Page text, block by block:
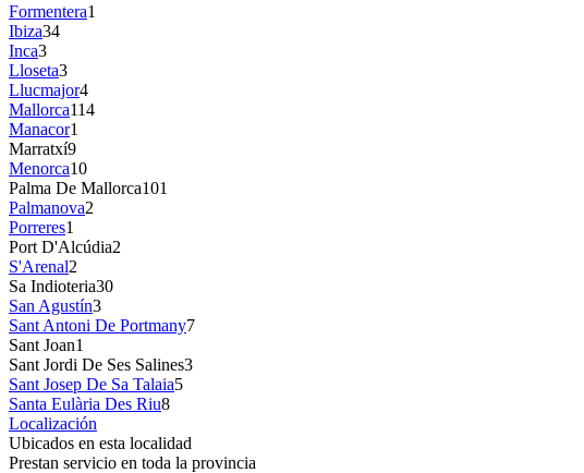
Formentera1
Ibiza34
Inca3
Lloseta3
Llucmajor4
Mallorca114
Manacor1
Marratxí9
Menorca10
Palma De Mallorca101
Palmanova2
Porreres1
Port D'Alcúdia2
S'Arenal2
Sa Indioteria30
San Agustín3
Sant Antoni De Portmany7
Sant Joan1
Sant Jordi De Ses Salines3
Sant Josep De Sa Talaia5
Santa Eulària Des Riu8
Localización
Ubicados en esta localidad
Prestan servicio en toda la provincia